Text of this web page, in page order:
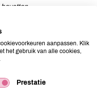
bevatten
aanwezig
aanpassen. Klik
het gebruik van alle cookies,
Prestatie